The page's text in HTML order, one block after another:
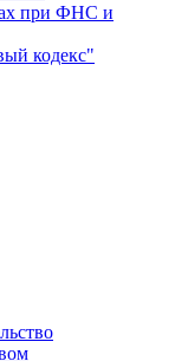
при ФНС и
кодекс"